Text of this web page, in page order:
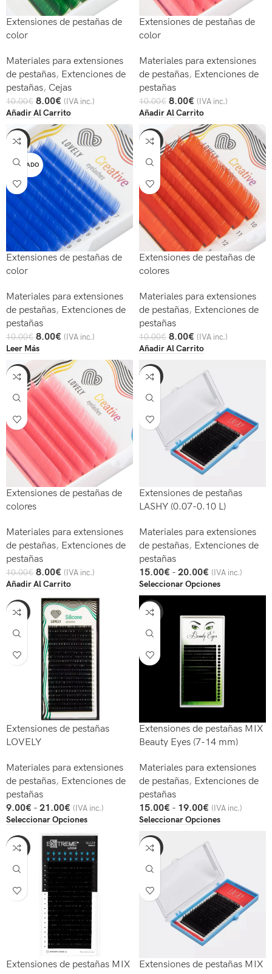
Extensiones de pestañas de
color
Materiales para extensiones
de pestañas, Extenciones de
pestañas, Cejas
10.00€ 8.00€ (IVA inc.)
Añadir Al Carrito
Extensiones de pestañas de
color
Materiales para extensiones
de pestañas, Extenciones de
pestañas
10.00€ 8.00€ (IVA inc.)
Añadir Al Carrito
-20%
AGOTADO
Extensiones de pestañas de
color
Materiales para extensiones
de pestañas, Extenciones de
pestañas
10.00€ 8.00€ (IVA inc.)
Leer Más
-20%
Extensiones de pestañas de
colores
Materiales para extensiones
de pestañas, Extenciones de
pestañas
10.00€ 8.00€ (IVA inc.)
Añadir Al Carrito
-20%
Extensiones de pestañas de
colores
Materiales para extensiones
de pestañas, Extenciones de
pestañas
10.00€ 8.00€ (IVA inc.)
Añadir Al Carrito
-25%
Extensiones de pestañas
LASHY (0.07-0.10 L)
Materiales para extensiones
de pestañas, Extenciones de
pestañas
15.00€ - 20.00€ (IVA inc.)
Seleccionar Opciones
-47%
Extensiones de pestañas
LOVELY
Materiales para extensiones
de pestañas, Extenciones de
pestañas
9.00€ - 21.00€ (IVA inc.)
Seleccionar Opciones
-21%
Extensiones de pestañas MIX
Beauty Eyes (7-14 mm)
Materiales para extensiones
de pestañas, Extenciones de
pestañas
15.00€ - 19.00€ (IVA inc.)
Seleccionar Opciones
-16%
Extensiones de pestañas MIX
-15%
Extensiones de pestañas MIX